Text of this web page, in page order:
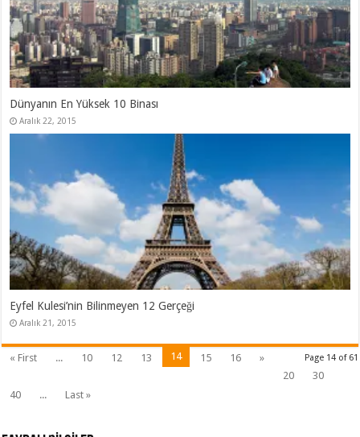
Dünyanın En Yüksek 10 Binası
Aralık 22, 2015
Eyfel Kulesi’nin Bilinmeyen 12 Gerçeği
Aralık 21, 2015
Page 14 of 61
« First ... 10 12 13 14 15 16
»
20
30
40
... Last »